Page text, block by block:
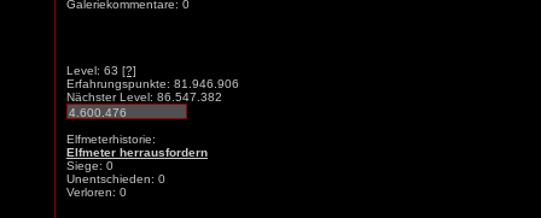
Galeriekommentare: 0
Level: 63 [?]
Erfahrungspunkte: 81.946.906
Nächster Level: 86.547.382
Elfmeterhistorie:
Elfmeter herrausfordern
Siege: 0
Unentschieden: 0
Verloren: 0